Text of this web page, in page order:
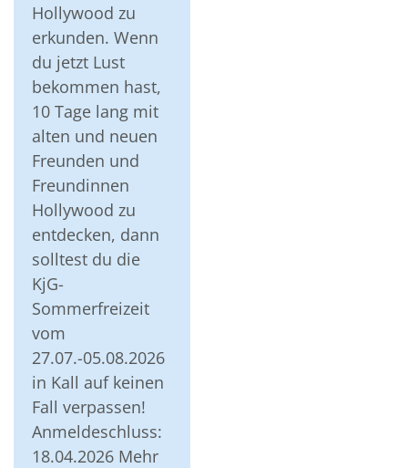
Hollywood zu
erkunden. Wenn
du jetzt Lust
bekommen hast,
10 Tage lang mit
alten und neuen
Freunden und
Freundinnen
Hollywood zu
entdecken, dann
solltest du die
KjG-
Sommerfreizeit
vom
27.07.-05.08.2026
in Kall auf keinen
Fall verpassen!
Anmeldeschluss:
18.04.2026 Mehr